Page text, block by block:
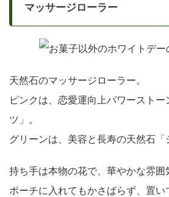
マッサージローラー
天然石のマッサージローラー。
ピンクは、恋愛運向上パワーストー
ツ」。
グリーンは、美容と長寿の天然石「
持ち手は本物の花で、華やかな雰囲
ポーチに入れてもかさばらず、置い